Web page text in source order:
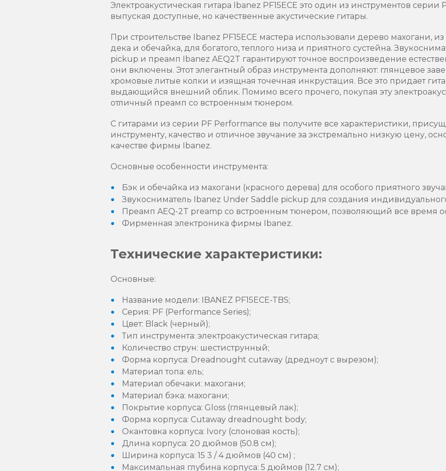
Электроакустическая гитара Ibanez PF15ECE это один из инструментов серии
выпуская доступные, но качественные акустические гитары.
При строительстве Ibanez PF15ECE мастера использовали дерево махогани,
дека и обечайка, для богатого, теплого низа и приятного сустейна.
pickup и преамп Ibanez AEQ2T гарантируют точное воспроизведение
они включены. Этот элегантный образ инструмента дополняют: глянцевое
хромовые литые колки и изящная точечная инкрустация. Все это придает
выдающийся внешний облик. Помимо всего прочего, покупая эту
отличный преамп со встроенным тюнером.
С гитарами из серии PF Performance вы получите все характеристики,
инструменту, качество и отличное звучание за экстремально низкую цену,
качестве фирмы Ibanez.
Основные особенности инструмента:
Бэк и обечайка из махогани (красного дерева) для особого приятного
Звукосниматель Ibanez Under Saddle pickup для создания
Преамп AEQ-2T preamp со встроенным тюнером, позволяющий все время
Фирменная электроника фирмы Ibanez.
Технические характеристики:
Основные:
Название модели: IBANEZ PF15ECE-TBS;
Серия: PF (Performance Series);
Цвет: Black (черный);
Тип инструмента: электроакустическая гитара;
Количество струн: шестиструнный;
Форма корпуса: Dreadnought cutaway (дредноут с вырезом);
Материал топа: ель;
Материал обечаки: махогани;
Материал бэка: махогани;
Покрытие корпуса: Gloss (глянцевый лак);
Форма корпуса: Cutaway dreadnought body;
Окантовка корпуса: Ivory (слоновая кость);
Длина корпуса: 20 дюймов (50.8 см);
Ширина корпуса: 15 3 / 4 дюймов (40 см) ;
Максимальная глубина корпуса: 5 дюймов (12.7 см);